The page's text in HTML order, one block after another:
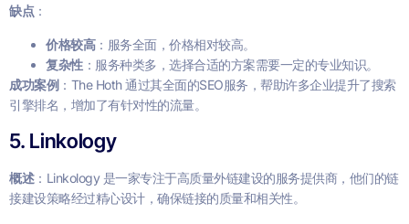
缺点：
价格较高：服务全面，价格相对较高。
复杂性：服务种类多，选择合适的方案需要一定的专业知识。
成功案例：The Hoth 通过其全面的SEO服务，帮助许多企业提升了搜索
引擎排名，增加了有针对性的流量。
5. Linkology
概述：Linkology 是一家专注于高质量外链建设的服务提供商，他们的链
接建设策略经过精心设计，确保链接的质量和相关性。